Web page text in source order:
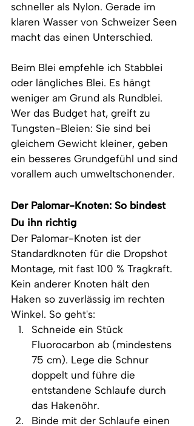
schneller als Nylon. Gerade im
klaren Wasser von Schweizer Seen
macht das einen Unterschied.
Beim Blei empfehle ich Stabblei
oder längliches Blei. Es hängt
weniger am Grund als Rundblei.
Wer das Budget hat, greift zu
Tungsten-Bleien: Sie sind bei
gleichem Gewicht kleiner, geben
ein besseres Grundgefühl und sind
vorallem auch umweltschonender.
Der Palomar-Knoten: So bindest
Du ihn richtig
Der Palomar-Knoten ist der
Standardknoten für die Dropshot
Montage, mit fast 100 % Tragkraft.
Kein anderer Knoten hält den
Haken so zuverlässig im rechten
Winkel. So geht's:
Schneide ein Stück
Fluorocarbon ab (mindestens
75 cm). Lege die Schnur
doppelt und führe die
entstandene Schlaufe durch
das Hakenöhr.
Binde mit der Schlaufe einen